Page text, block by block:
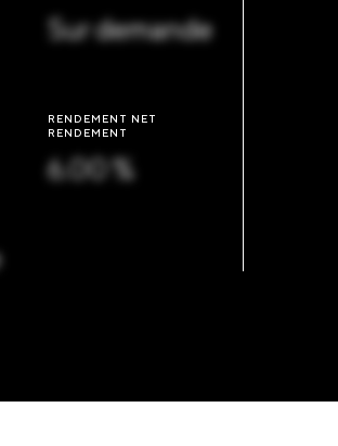
Sur demande
RENDEMENT NET
RENDEMENT
6.00 %